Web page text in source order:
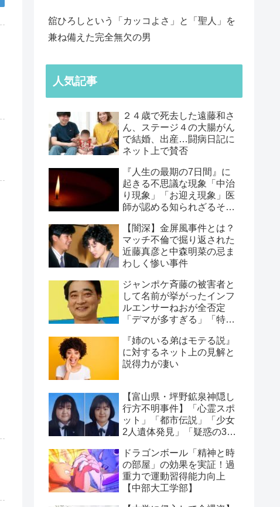
舘ひろしという「カッコよさ」と「聖人」を
兼ね備えた完全無欠の男
人気記事
２４歳で死去した遠藤和さ
ん、ステージ４の大腸がん
で結婚、出産…闘病日記に
ネット上で賛否
『人生の最期の7日間』に
起きる不思議な現象「中治
り現象」「お迎え現象」医
師が認める知られざるその
【闇深】金屏風事件とは？
マッチ不倫で掘り返された
近藤真彦と中森明菜の忌ま
わしく惨い事件
ジャンポケ斉藤の被害者と
して名前が挙がったインフ
ルエンサーねおが全否定
「デマが多すぎる」「特定
『姉のいる弟はモテる説』
に対するネット上の見解と
説得力が凄い
【富山県・坪野鉱泉神隠し
行方不明事件】「心霊スポ
ット」「都市伝説」「少女
2人遺体発見」「疑惑の3人
ドラゴンボール「精神と時
の部屋」の効果を実証！過
重力で運動習得能力向上
【中部大工学部】